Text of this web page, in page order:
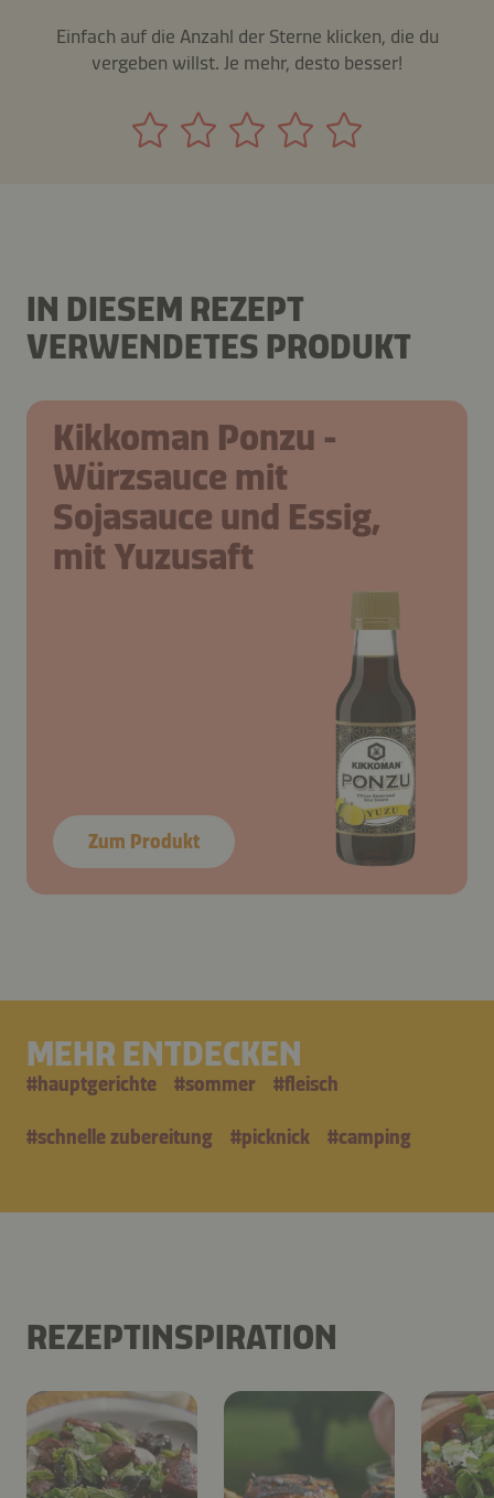
Einfach auf die Anzahl der Sterne klicken, die du
vergeben willst. Je mehr, desto besser!
IN DIESEM REZEPT
VERWENDETES PRODUKT
Kikkoman Ponzu -
Würzsauce mit
Sojasauce und Essig,
mit Yuzusaft
Zum Produkt
MEHR ENTDECKEN
#hauptgerichte #sommer #fleisch
#schnelle zubereitung #picknick #camping
REZEPTINSPIRATION